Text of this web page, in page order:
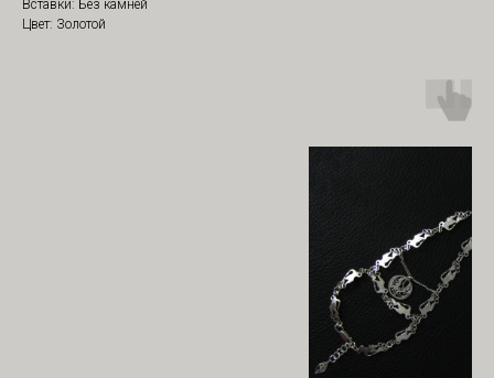
Вставки: Без камней
Цвет: Золотой